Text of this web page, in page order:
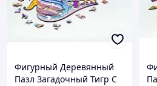
Фигурный Деревянный
Пазл Загадочный Тигр С